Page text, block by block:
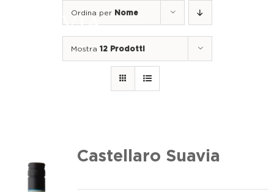
Il nostro lavoro
Ordina per Nome
Mostra 12 Prodotti
Castellaro Suavia